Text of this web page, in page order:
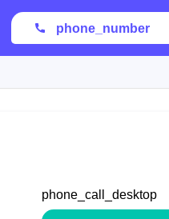
phone_number
phone_call_desktop